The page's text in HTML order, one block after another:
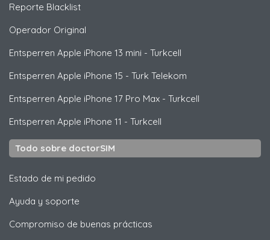
Reporte Blacklist
Operador Original
Entsperren Apple iPhone 13 mini - Turkcell
Entsperren Apple iPhone 15 - Turk Telekom
Entsperren Apple iPhone 17 Pro Max - Turkcell
Entsperren Apple iPhone 11 - Turkcell
Todo sobre doctorSIM
Estado de mi pedido
Ayuda y soporte
Compromiso de buenas prácticas